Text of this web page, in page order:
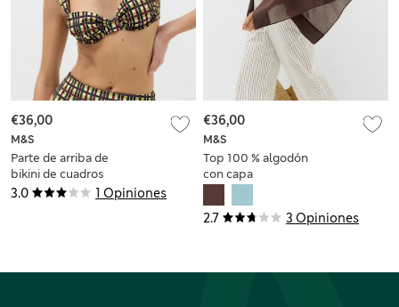
3.0 1 Opiniones
M&S
Parte de arriba de
bikini de cuadros
con aros y relleno
€36,00
2.7 3 Opiniones
M&S
Top 100 % algodón
con capa
€36,00